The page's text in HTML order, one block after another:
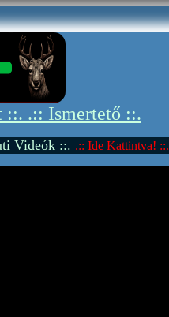
::. .:: Ismertető ::.
Videók ::. .:: Ide Kattintva! ::.